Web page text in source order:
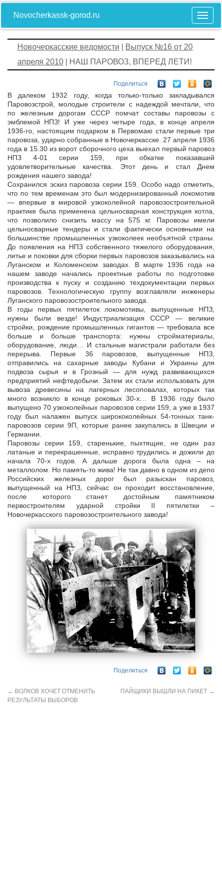
Novocherkassk-gorod.ru
Новочеркасские ведомости
Выпуск №16 от 20
апреля 2010 | НАШ ПАРОВОЗ, ВПЕРЕД ЛЕТИ!
Поделиться
В далеком 1932 году, когда только-только закладывался
Паровозстрой, молодые строители с надеждой мечтали, что
по железным дорогам СССР помчат составы паровозы с
эмблемой НПЗ! И уже через четыре года, в конце апреля
1936-го, настоящим подарком в Первомаю стали первые три
паровоза, ударно собранные в Новочеркасске. 27 апреля 1936
года в 15.30 из ворот сборочного цеха выехал первый паровоз
НПЗ 4-01 серии 159, при обкатке показавший
удовлетворительные качества. Этот день и стал Днем
рождения нашего завода!
Сохранился эскиз паровоза серии 159. Особо надо отметить,
что по тем временам это был модернизированный локомотив
— впервые в мировой узкоколейной паровозостроительной
практике была применена цельносварная конструкция котла,
что позволило снизить массу на 575 кг. Паровозы имели
цельносварные тендеры и стали фактически основными на
большинстве промышленных узкоколеек необъятной страны.
До появления на НПЗ собственного тяжелого оборудования,
литье и поковки для сборки первых паровозов заказывались на
Луганском и Коломенском заводах. В марте 1936 года на
нашем заводе начались проектные работы по подготовке
производства к пуску и созданию техдокументации первых
паровозов. Технологическую группу возглавляли инженеры
Луганского паровозостроительного завода.
В годы первых пятилеток локомотивы, выпущенные НПЗ,
нужны были везде! Индустриализация СССР — великие
стройки, рождение промышленных гигантов — требовала все
больше и больше транспорта: нужны стройматериалы,
оборудование, люди… И стальные магистрали работали без
перерыва. Первые 36 паровозов, выпущенные НПЗ,
отправились на сахарные заводы Кубани и Украины для
подвоза сырья и в Грозный — для нужд развивающихся
предприятий нефтедобычи. Затем их стали использовать для
вывоза древесины на лагерных лесоповалах, которых так
много возникло в конце роковых 30-х… В 1936 году было
выпущено 70 узкоколейных паровозов серии 159, а уже в 1937
году был налажен выпуск ширококолейных 54-тонных танк-
паровозов серии 9П, которые ранее закупались в Швеции и
Германии.
Паровозы серии 159, старенькие, пыхтящие, не один раз
латаные и перекрашенные, исправно трудились и дожили до
начала 70-х годов. А дальше дорога была одна – на
металлолом. Но память-то жива! Не так давно в одном из депо
Российских железных дорог был разыскан паровоз,
выпущенный на НПЗ, сейчас он проходит восстановление,
после которого станет достойным памятником
первостроителям ударной стройки II пятилетки –
Новочеркасского паровозостроительного завода!
Поделиться
← ВОЛКОВ ХОЧЕТ ОТМЕНИТЬ
РЕЗУЛЬТАТЫ ВЫБОРОВ
ПАЙЩИКИ ВЫШЛИ НА ПИКЕТ →